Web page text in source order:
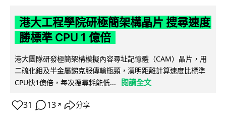
港大工程學院研極簡架構晶片 搜尋速度
勝標準 CPU 1 億倍
港大團隊研發極簡架構模擬內容尋址記憶體（CAM）晶片，用
二硫化鉬及半金屬銻克服傳輸瓶頸，漢明距離計算速度比標準
CPU快1億倍，每次搜尋耗能低...
閱讀全文
31 13 ↗ 分享